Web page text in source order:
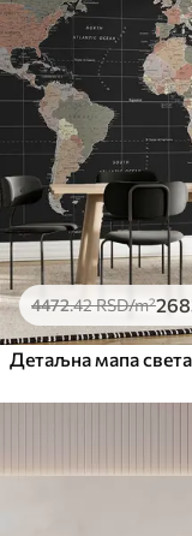
4472.42RSD/m²
Детаљна мапа света